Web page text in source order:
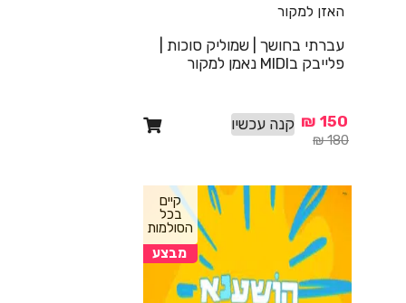
האזן למקור
עברתי בחושך | שמוליק סוכות |
פלייבק בMIDI נאמן למקור
₪180
₪ 150 קנה עכשיו
קיים
בכל
הסולמות
מבצע